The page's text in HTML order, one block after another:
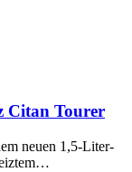
Citan Tourer
neuen 1,5-Liter-